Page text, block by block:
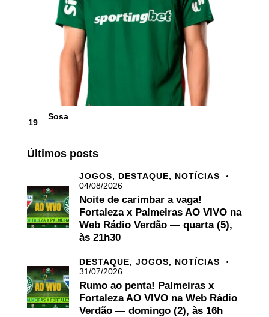
19
Sosa
Últimos posts
JOGOS, DESTAQUE, NOTÍCIAS
04/08/2026
Noite de carimbar a vaga!
Fortaleza x Palmeiras AO VIVO na
Web Rádio Verdão — quarta (5),
às 21h30
DESTAQUE, JOGOS, NOTÍCIAS
31/07/2026
Rumo ao penta! Palmeiras x
Fortaleza AO VIVO na Web Rádio
Verdão — domingo (2), às 16h